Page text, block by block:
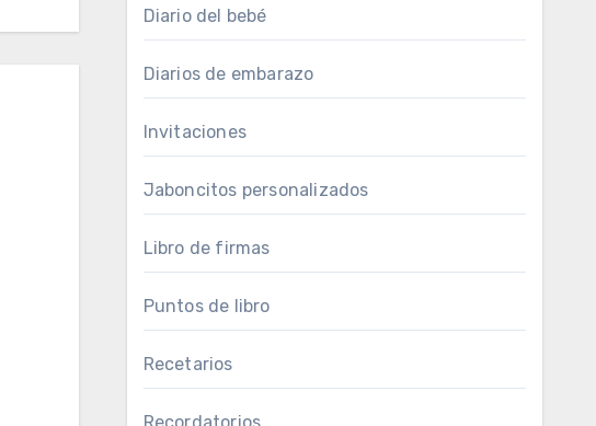
Diario del bebé
Diarios de embarazo
Invitaciones
Jaboncitos personalizados
Libro de firmas
Puntos de libro
Recetarios